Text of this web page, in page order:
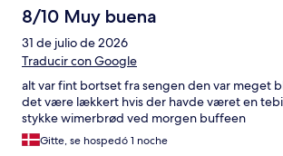
8/10 Muy buena
31 de julio de 2026
Traducir con Google
alt var fint bortset fra sengen den var meget
det være lækkert hvis der havde været en
stykke wimerbrød ved morgen buffeen
Gitte, se hospedó 1 noche